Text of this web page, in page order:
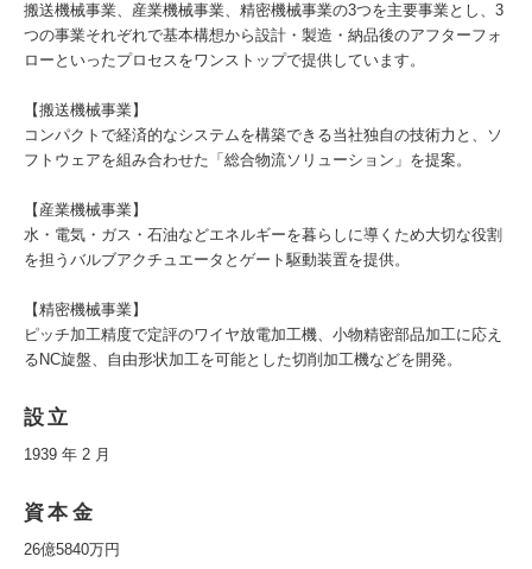
搬送機械事業、産業機械事業、精密機械事業の3つを主要事業とし、3
つの事業それぞれで基本構想から設計・製造・納品後のアフターフォ
ローといったプロセスをワンストップで提供しています。
【搬送機械事業】
コンパクトで経済的なシステムを構築できる当社独自の技術力と、ソ
フトウェアを組み合わせた「総合物流ソリューション」を提案。
【産業機械事業】
水・電気・ガス・石油などエネルギーを暮らしに導くため大切な役割
を担うバルブアクチュエータとゲート駆動装置を提供。
【精密機械事業】
ピッチ加工精度で定評のワイヤ放電加工機、小物精密部品加工に応え
るNC旋盤、自由形状加工を可能とした切削加工機などを開発。
設立
1939 年 2 月
資本金
26億5840万円